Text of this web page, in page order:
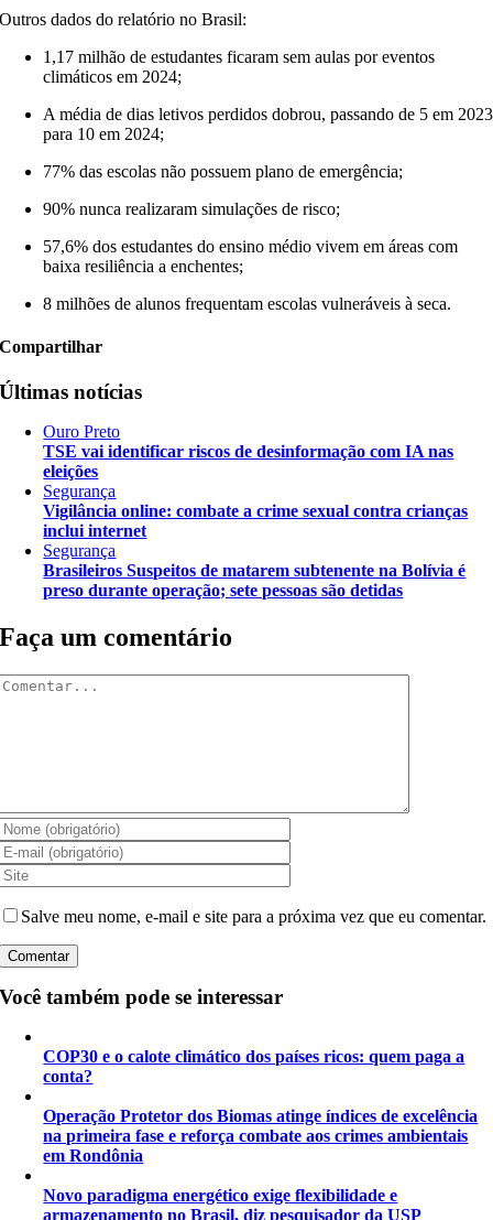
Outros dados do relatório no Brasil:
1,17 milhão de estudantes ficaram sem aulas por eventos
climáticos em 2024;
A média de dias letivos perdidos dobrou, passando de 5 em 2023
para 10 em 2024;
77% das escolas não possuem plano de emergência;
90% nunca realizaram simulações de risco;
57,6% dos estudantes do ensino médio vivem em áreas com
baixa resiliência a enchentes;
8 milhões de alunos frequentam escolas vulneráveis à seca.
Compartilhar
Últimas notícias
Ouro Preto
TSE vai identificar riscos de desinformação com IA nas
eleições
Segurança
Vigilância online: combate a crime sexual contra crianças
inclui internet
Segurança
Brasileiros Suspeitos de matarem subtenente na Bolívia é
preso durante operação; sete pessoas são detidas
Faça um comentário
Salve meu nome, e-mail e site para a próxima vez que eu comentar.
Você também pode se interessar
COP30 e o calote climático dos países ricos: quem paga a
conta?
Operação Protetor dos Biomas atinge índices de excelência
na primeira fase e reforça combate aos crimes ambientais
em Rondônia
Novo paradigma energético exige flexibilidade e
armazenamento no Brasil, diz pesquisador da USP